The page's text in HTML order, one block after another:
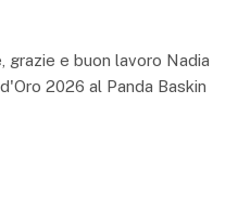
grazie e buon lavoro Nadia
2026 al Panda Baskin